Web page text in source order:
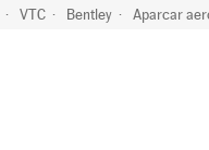
VTC Bentley Aparcar